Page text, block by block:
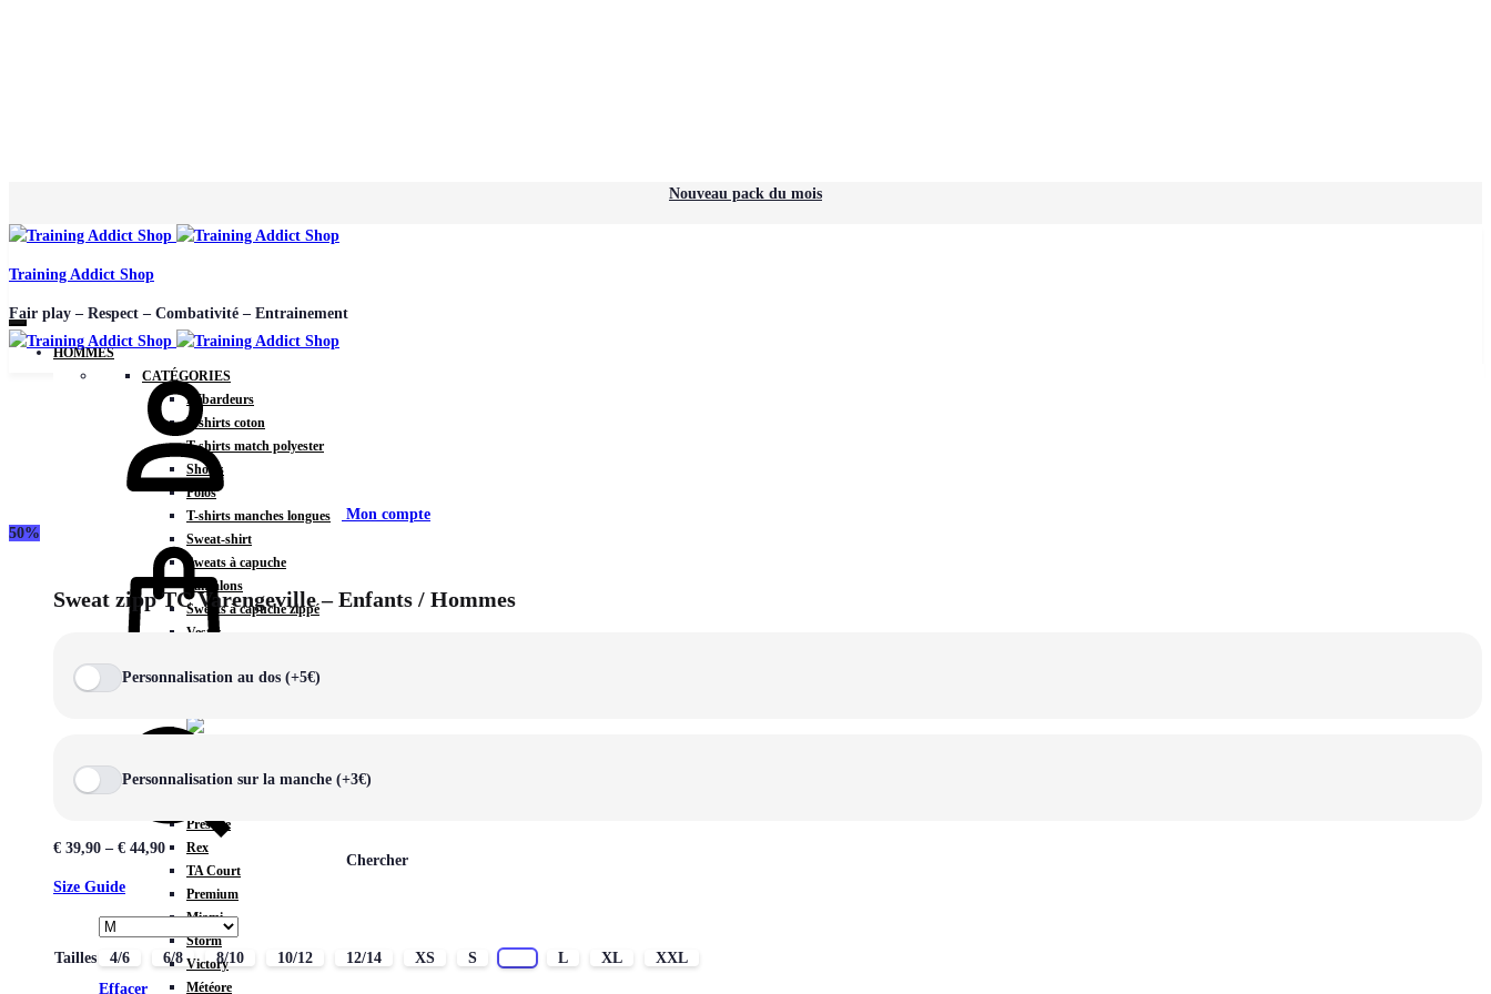
Nouveau pack du mois
Training Addict Shop
Fair play – Respect – Combativité – Entrainement
HOMMES
CATÉGORIES
Débardeurs
T-shirts coton
T-shirts match polyester
Shorts
Polos
T-shirts manches longues
Sweat-shirt
Sweats à capuche
Pantalons
Sweats à capuche zippé
Vestes
Prestige
Rex
TA Court
Premium
Miami
Storm
Victory
Météore
Mon compte
Chercher
50%
Sweat zipp TC Varengeville – Enfants / Hommes
Personnalisation au dos (+5€)
Personnalisation sur la manche (+3€)
€ 39,90 – € 44,90
Size Guide
Tailles 4/6 6/8 8/10 10/12 12/14 XS S L XL
XXL
Effacer